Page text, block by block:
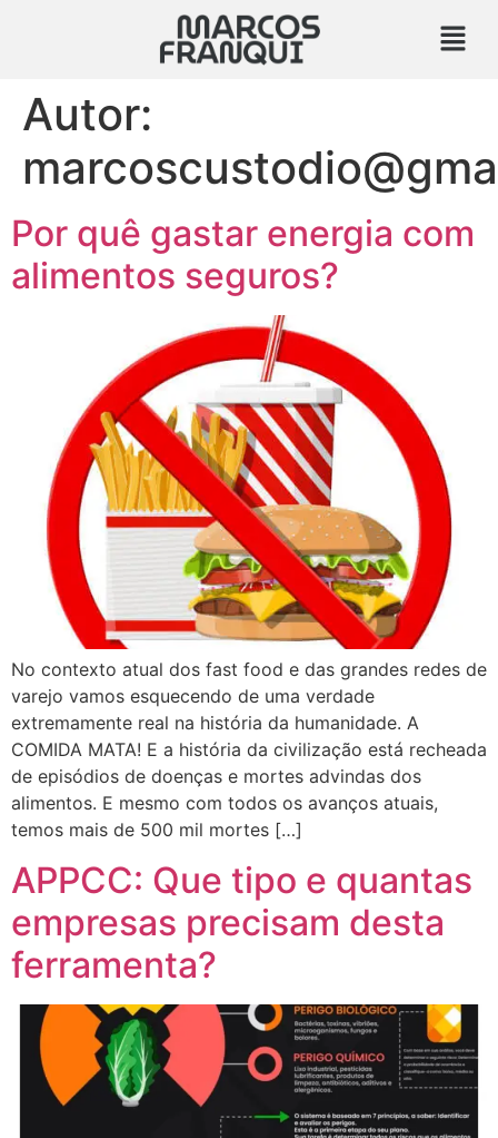
Autor:
Por quê gastar energia com
alimentos seguros?
No contexto atual dos fast food e das grandes redes de
varejo vamos esquecendo de uma verdade
extremamente real na história da humanidade. A
COMIDA MATA! E a história da civilização está recheada
de episódios de doenças e mortes advindas dos
alimentos. E mesmo com todos os avanços atuais,
temos mais de 500 mil mortes […]
APPCC: Que tipo e quantas
empresas precisam desta
ferramenta?